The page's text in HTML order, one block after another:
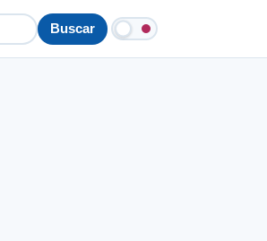
Buscar